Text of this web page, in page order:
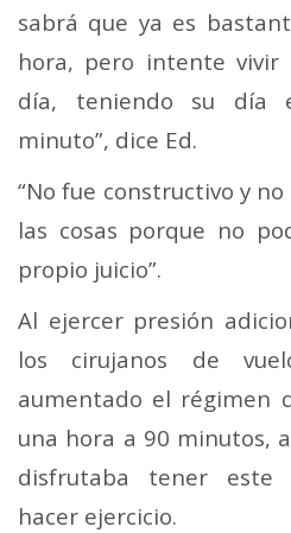
sabrá que ya es
hora, pero intente vivir
día, teniendo su día
minuto”, dice Ed.
“No fue constructivo y
las cosas porque no
propio juicio”.
Al ejercer presión
los cirujanos de
aumentado el régimen
una hora a 90 minutos,
disfrutaba tener
hacer ejercicio.